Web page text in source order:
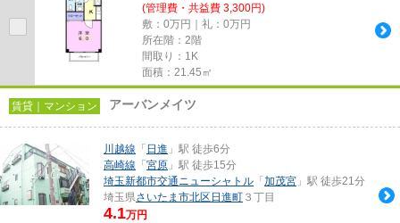
(管理費・共益費 3,300円)
敷：0万円｜礼：0万円
所在階：2階
間取り：1K
面積：21.45㎡
賃貸｜マンション アーバンメイツ
川越線 「 日進 」駅 徒歩6分
高崎線 「 宮原 」駅 徒歩15分
埼玉新都市交通ニューシャトル 「 加茂宮 」駅 徒歩21分
埼玉県さいたま市北区 日進町 ３丁目
4.1万円